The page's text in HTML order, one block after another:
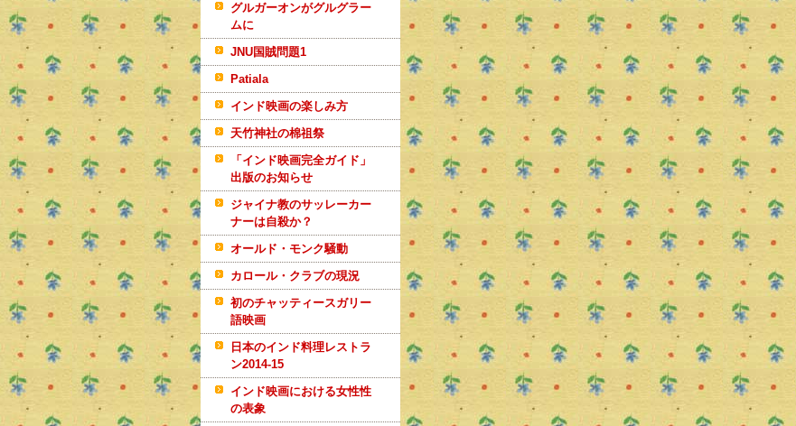
グルガーオンがグルグラー
ムに
JNU国賊問題1
Patiala
インド映画の楽しみ方
天竹神社の棉祖祭
「インド映画完全ガイド」
出版のお知らせ
ジャイナ教のサッレーカー
ナーは自殺か？
オールド・モンク騒動
カロール・クラブの現況
初のチャッティースガリー
語映画
日本のインド料理レストラ
ン2014-15
インド映画における女性性
の表象